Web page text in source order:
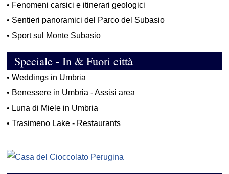
• Fenomeni carsici e itinerari geologici
• Sentieri panoramici del Parco del Subasio
• Sport sul Monte Subasio
Speciale - In & Fuori città
•Weddings in Umbria
• Benessere in Umbria - Assisi area
• Luna di Miele in Umbria
•Trasimeno Lake - Restaurants